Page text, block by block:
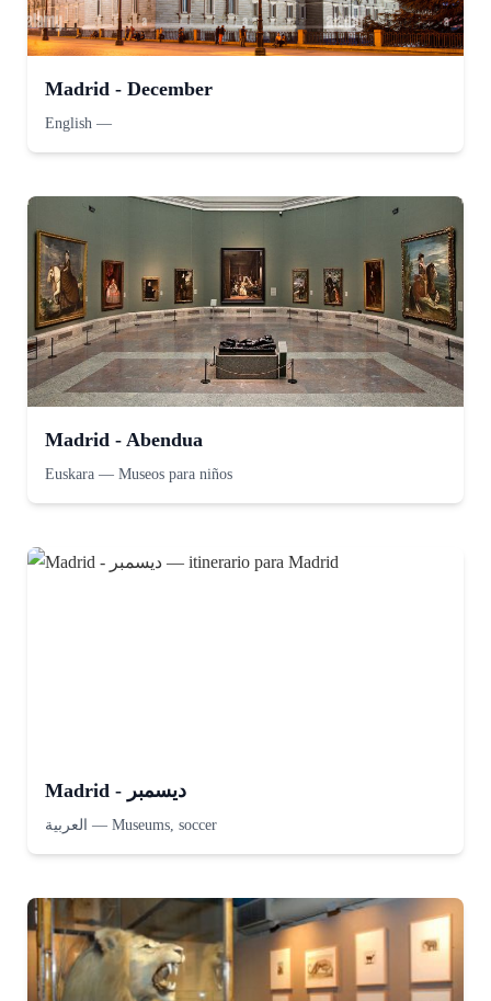
Madrid - December
English —
Madrid - Abendua
Euskara — Museos para niños
Madrid - ديسمبر
العربية — Museums, soccer